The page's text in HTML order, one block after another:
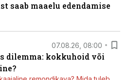
saab maaelu edendamise
07.08.26, 08:00
dilemma: kokkuhoid või